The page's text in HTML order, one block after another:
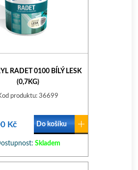
RADET 0100 BÍLÝ LESK
(0,7KG)
produktu: 36699
Kč Do košíku
Skladem